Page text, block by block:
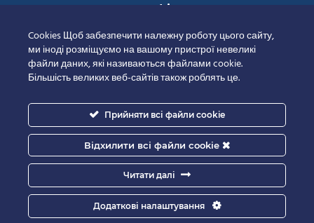
Сертифікати
Good-IT.com.ua for Biolights - All rights reserved.
Cookies Щоб забезпечити належну роботу цього сайту,
ми іноді розміщуємо на вашому пристрої невеликі
файли даних, які називаються файлами cookie.
Більшість великих веб-сайтів також роблять це.
Прийняти всі файли cookie
Відхилити всі файли cookie
Читати далі
Додаткові налаштування